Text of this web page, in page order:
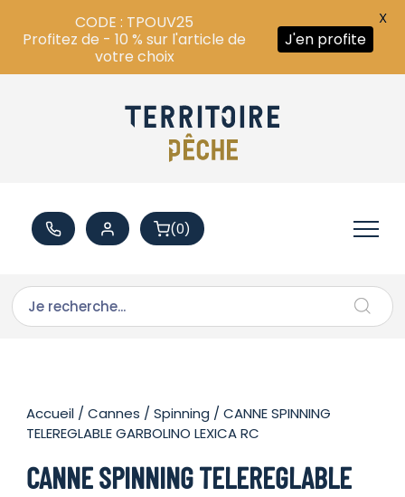
(0)
Accueil /Cannes /Spinning / CANNE SPINNING
TELEREGLABLE GARBOLINO LEXICA RC
CANNE SPINNING TELEREGLABLE
CODE : TPOUV25
Profitez de - 10 % sur l'article de
votre choix
J'en profite
X